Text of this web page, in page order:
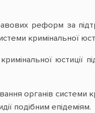
реформ за
кримінальної
юстиції
органів
подібним епідеміям.